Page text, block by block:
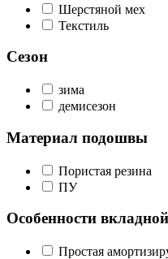
Шерстяной мех
Текстиль
Сезон
зима
демисезон
Материал подошвы
Пористая резина
ПУ
Особенности
Простая